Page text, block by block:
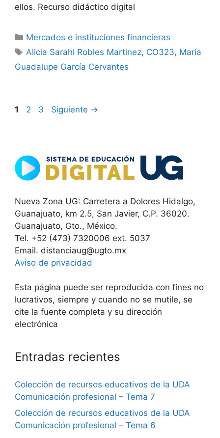
ellos. Recurso didáctico digital
Categorías
Mercados e instituciones financieras
Etiquetas
Alicia Sarahi Robles Martinez, CO323, María
Guadalupe García Cervantes
Página
1 Página
2 Página
3 Siguiente →
Nueva Zona UG: Carretera a Dolores Hidalgo,
Guanajuato, km 2.5, San Javier, C.P. 36020.
Guanajuato, Gto., México.
Tel. +52 (473) 7320006 ext. 5037
Email. distanciaug@ugto.mx
Aviso de privacidad
Esta página puede ser reproducida con fines no
lucrativos, siempre y cuando no se mutile, se
cite la fuente completa y su dirección
electrónica
Entradas recientes
Colección de recursos educativos de la UDA
Comunicación profesional – Tema 7
Colección de recursos educativos de la UDA
Comunicación profesional – Tema 6